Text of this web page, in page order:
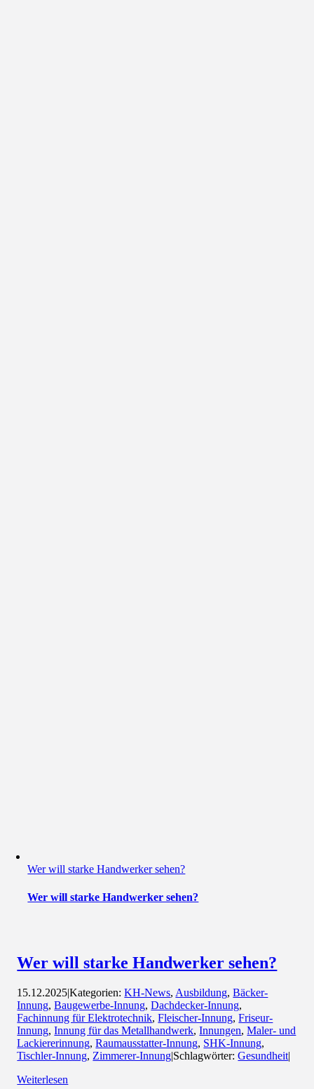
Wer will starke Handwerker sehen?
Wer will starke Handwerker sehen?
Wer will starke Handwerker sehen?
15.12.2025|Kategorien:KH-News, Ausbildung,Bäcker-
Innung,Baugewerbe-Innung,Dachdecker-Innung,
Fachinnung für Elektrotechnik,Fleischer-Innung,Friseur-
Innung,Innung für das Metallhandwerk,Innungen,Maler- und
Lackiererinnung,Raumausstatter-Innung, SHK-Innung,
Tischler-Innung, Zimmerer-Innung|Schlagwörter:Gesundheit|
Weiterlesen